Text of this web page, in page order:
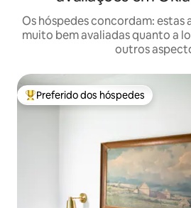
Os hóspedes concordam:
muito bem avaliadas quanto a
outros
Entre os melhores preferidos dos
Preferido dos hóspedes